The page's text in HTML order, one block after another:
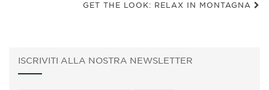
GET THE LOOK: RELAX IN MONTAGNA
ISCRIVITI ALLA NOSTRA NEWSLETTER